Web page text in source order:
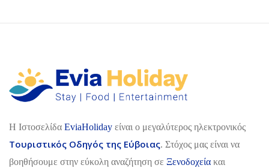
H Ιστοσελίδα EviaHoliday είναι ο μεγαλύτερος ηλεκτρονικός
Τουριστικός Οδηγός της Εύβοιας. Στόχος μας είναι να
βοηθήσουμε στην εύκολη αναζήτηση σε Ξενοδοχεία και